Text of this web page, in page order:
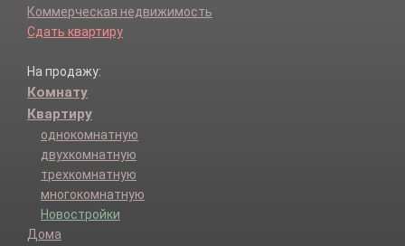
Коммерческая недвижимость
Сдать квартиру
На продажу:
Комнату
Квартиру
однокомнатную
двухкомнатную
трехкомнатную
многокомнатную
Новостройки
Дома